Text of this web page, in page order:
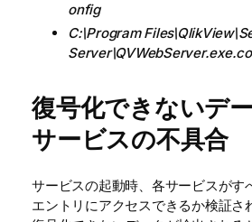
onfig
C:\Program
復号化できないデ
サービスの不具合
サービスの起動時、各サービスがす
エントリにアクセスできるか検証さ